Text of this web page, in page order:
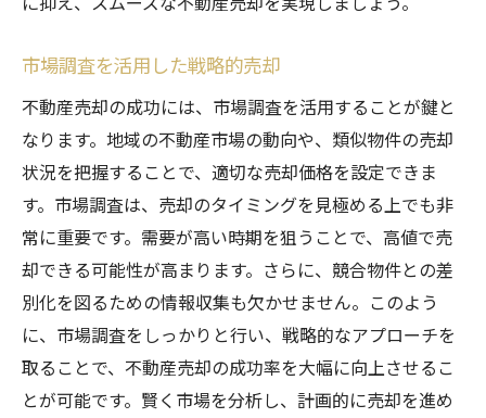
市場調査を活用した戦略的売却
不動産売却の成功には、市場調査を活用することが鍵と
なります。地域の不動産市場の動向や、類似物件の売却
状況を把握することで、適切な売却価格を設定できま
す。市場調査は、売却のタイミングを見極める上でも非
常に重要です。需要が高い時期を狙うことで、高値で売
却できる可能性が高まります。さらに、競合物件との差
別化を図るための情報収集も欠かせません。このよう
に、市場調査をしっかりと行い、戦略的なアプローチを
取ることで、不動産売却の成功率を大幅に向上させるこ
とが可能です。賢く市場を分析し、計画的に売却を進め